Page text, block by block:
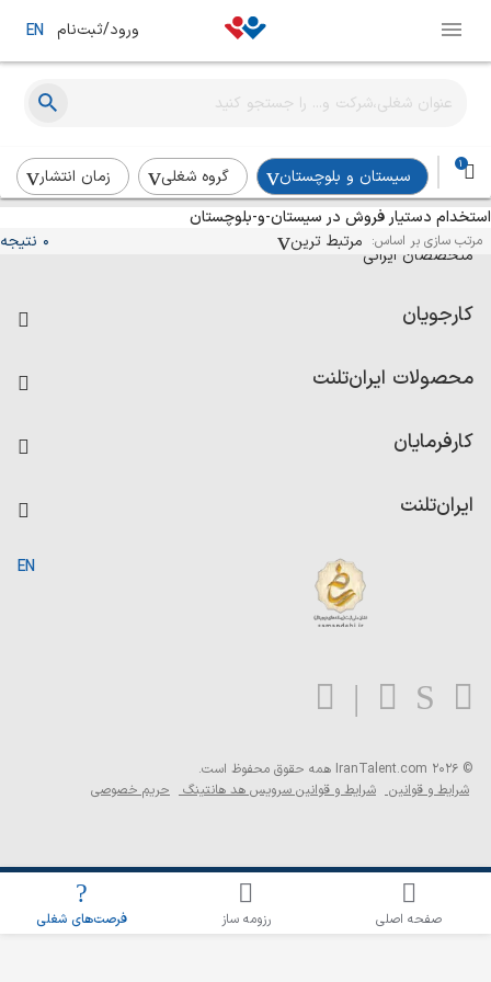
ورود/ثبت‌نام EN
1
سیستان و بلوچستان گروه شغلی
زمان انتشار
استخدام دستیار فروش در سیستان-و-بلوچستان
مرتب سازی بر اساس: مرتبط ترین 0 نتیجه
اطلاع‌رسانی شغلی را برای این جستجو فعال کنید
آگهی‌های استخدام و همکاری برای
متخصصان ایرانی
کارجویان
رزومه ساز
امتیاز شرکت‌ها
محصولات ایران‌تلنت
کاردیکس
کارفرمایان
ایران‌تلنت
بلاگ
EN
© 2026 IranTalent.com
همه حقوق محفوظ است.
شرایط و قوانین شرایط و قوانین سرویس هد هانتینگ حریم خصوصی
صفحه اصلی رزومه ساز فرصت‌های شغلی